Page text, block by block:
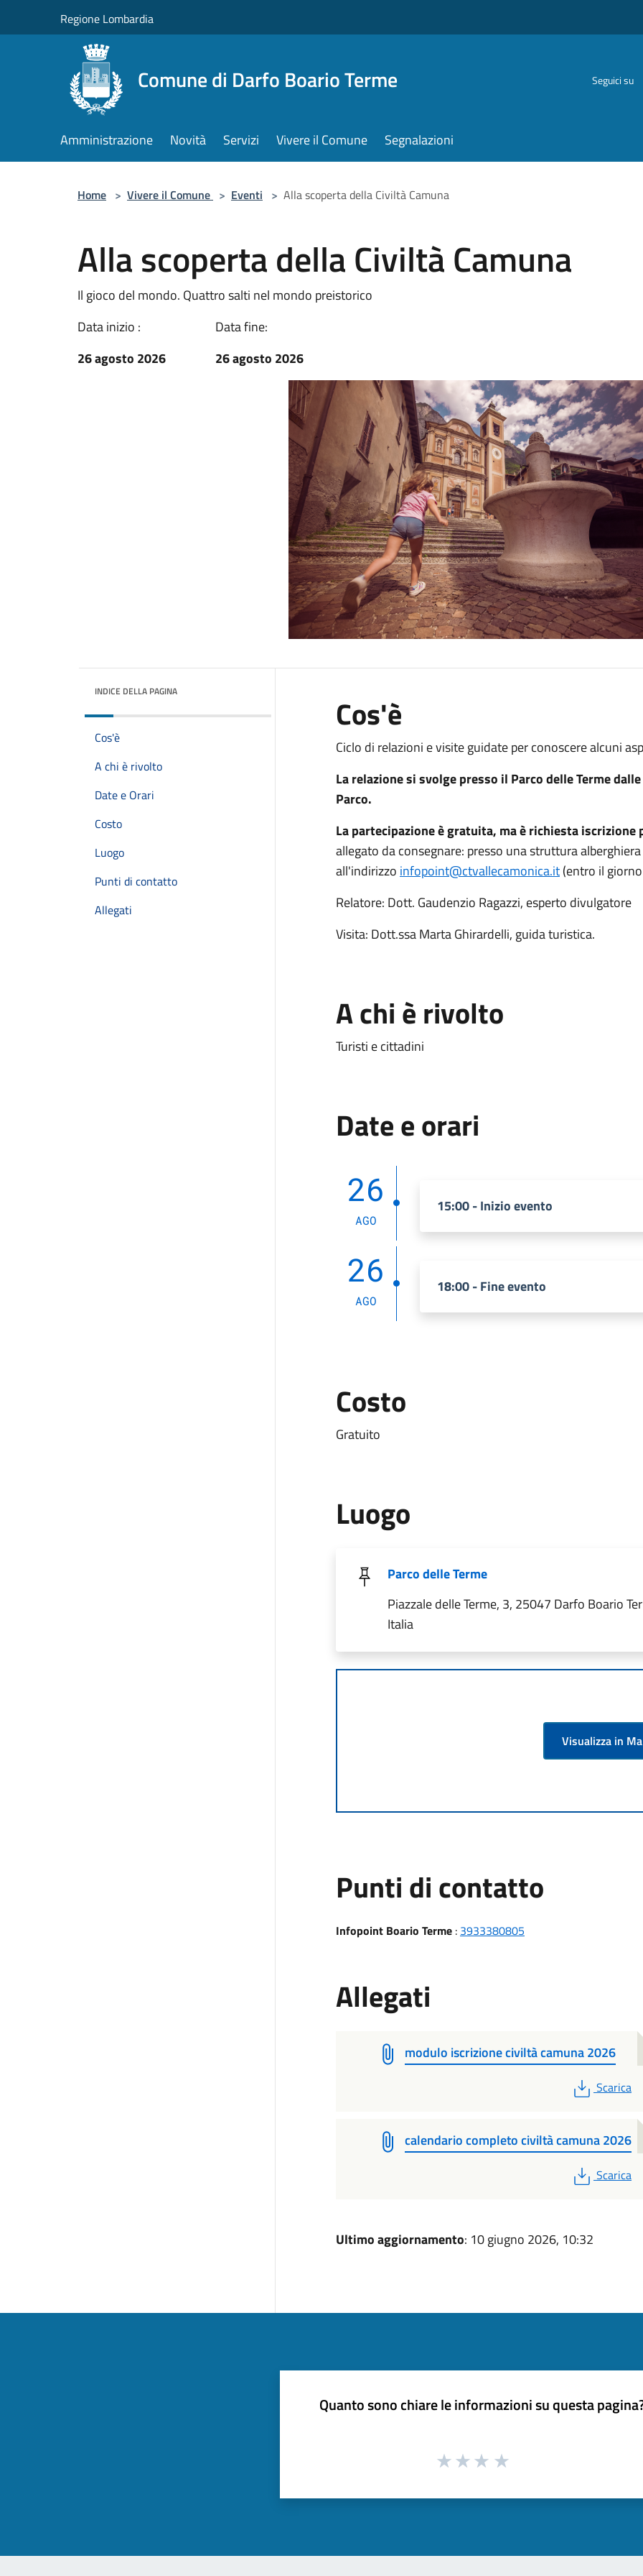
Regione Lombardia
Comune di Darfo Boario Terme Seguici su
Amministrazione Novità Servizi Vivere il Comune Segnalazioni
Home > Vivere il Comune > Eventi > Alla scoperta della Civiltà Camuna
Alla scoperta della Civiltà Camuna
Il gioco del mondo. Quattro salti nel mondo preistorico
Data inizio :
26 agosto 2026
Data fine:
26 agosto 2026
INDICE DELLA PAGINA
Cos'è
A chi è rivolto
Date e Orari
Costo
Luogo
Punti di contatto
Allegati
Cos'è
Ciclo di relazioni e visite guidate per conoscere alcuni
La relazione si svolge presso il Parco delle Terme
Parco.
La partecipazione è gratuita, ma è richiesta
allegato da consegnare: presso una struttura
all'indirizzo infopoint@ctvallecamonica.it(entro il
Relatore: Dott. Gaudenzio Ragazzi, esperto divulgatore
Visita: Dott.ssa Marta Ghirardelli, guida turistica.
A chi è rivolto
Turisti e cittadini
Date e orari
26
AGO
15:00 - Inizio evento
26
AGO
18:00 - Fine evento
Costo
Gratuito
Luogo
Parco delle Terme
Piazzale delle Terme, 3, 25047 Darfo Boario
Italia
Visualizza in
Punti di contatto
Infopoint Boario Terme: 3933380805
Allegati
modulo iscrizione civiltà camuna 2026
PDF
Scarica
calendario completo civiltà camuna 2026
PDF
Scarica
Ultimo aggiornamento: 10 giugno 2026, 10:32
Quanto sono chiare le informazioni su questa